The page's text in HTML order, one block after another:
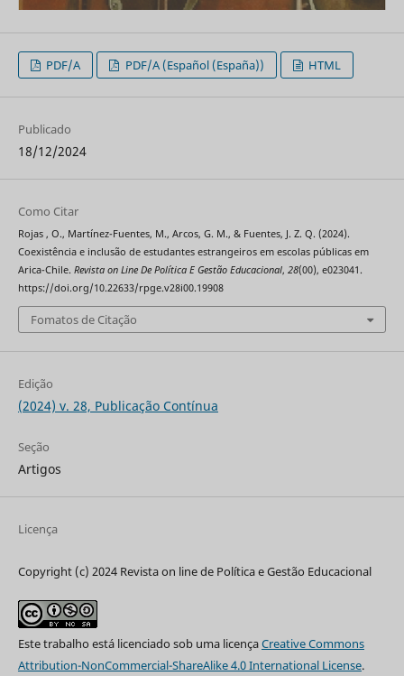
PDF/A PDF/A (Español (España)) HTML
Publicado
18/12/2024
Como Citar
Rojas , O., Martínez-Fuentes, M., Arcos, G. M., & Fuentes, J. Z. Q. (2024).
Coexistência e inclusão de estudantes estrangeiros em escolas públicas em
Arica-Chile. Revista on Line De Política E Gestão Educacional, 28(00), e023041.
https://doi.org/10.22633/rpge.v28i00.19908
Fomatos de Citação
Edição
(2024) v. 28, Publicação Contínua
Seção
Artigos
Licença
Copyright (c) 2024 Revista on line de Política e Gestão Educacional
Este trabalho está licenciado sob uma licençaCreative Commons
Attribution-NonCommercial-ShareAlike 4.0 International License.